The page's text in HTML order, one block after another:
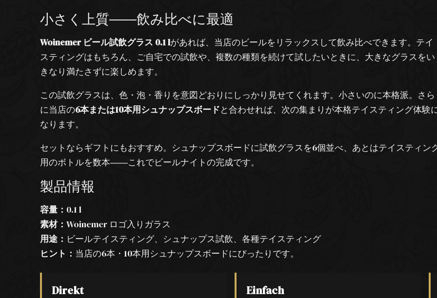
小さく上質――飲み比べに最適
Woinemer ビール試飲グラス 0.1 lがあれば、当店のビールをリラックスして飲み比べできます。テイ
スティングはもちろん、ご自宅での試飲や、複数の種類を続けて試したいときに、大きなグラスをい
きなり満たさずに楽しめます。
この試飲グラスは、色・泡・香りを意図どおりにしっかり見せてくれます。小さいのに本格派。さら
に当店の6本または10本用シュナップスボードと合わせれば、次の集まりが本格テイスティング体験
なります。
セットならギフトにもおすすめ。シュナップスボードに試飲グラスを6個並べ、あとはテイスティン
用のボトルを数本――これでビールナイトの完成です。
製品情報
容量： 0.1 l
素材： Woinemer ロゴ入りガラス
用途： ビールテイスティング、シュナップス試飲、各種テイスティング
ヒント： 当店の6本・10本用シュナップスボードにぴったりです。
Direkt Einfach